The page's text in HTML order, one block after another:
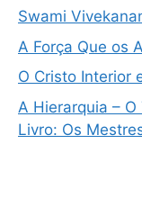
Swami
A Força Que os
O Cristo Interior
A Hierarquia –
Livro: Os